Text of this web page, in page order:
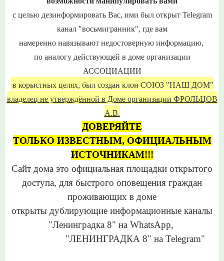
с целью дезинформировать Вас, ими был открыт Telegram
канал "восьмигранник", где вам
намеренно навязывают недостоверную информацию,
по аналогу действующей в доме организации
АССОЦИАЦИИ
в корыстных целях, был создан клон СОЮЗ "НАШ ДОМ"
владелец не утверждённой в Доме организации ФРОЛЬЦОВ
А.В.
ДОВЕРЯЙТЕ
ТОЛЬКО ИЗВЕСТНЫМ, ОФИЦИАЛЬНЫМ
ИСТОЧНИКАМ!!!
Сайт дома это официальная площадки открытого
доступа, для быстрого оповещения граждан
проживающих в доме
открыты дублирующие информационные каналы
"Ленинградка 8" на WhatsApp,
"ЛЕНИНГРАДКА 8"на Telegram"